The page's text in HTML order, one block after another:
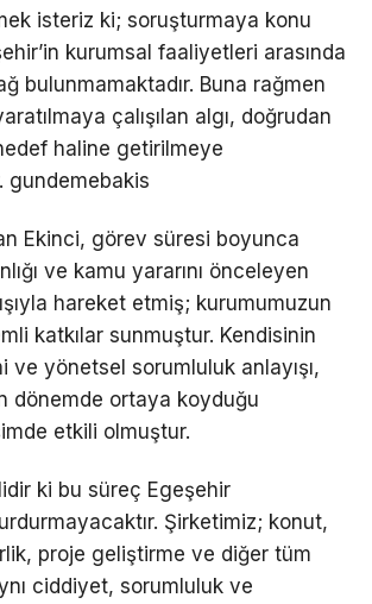
isteriz ki; soruşturmaya konu
kurumsal faaliyetleri arasında
bulunmamaktadır. Buna rağmen
çalışılan algı, doğrudan
haline getirilmeye
gundemebakis
Ekinci, görev süresi boyunca
ve kamu yararını önceleyen
hareket etmiş; kurumumuzun
katkılar sunmuştur. Kendisinin
ve yönetsel sorumluluk anlayışı,
dönemde ortaya koyduğu
etkili olmuştur.
ki bu süreç Egeşehir
Şirketimiz; konut,
proje geliştirme ve diğer tüm
ciddiyet, sorumluluk ve